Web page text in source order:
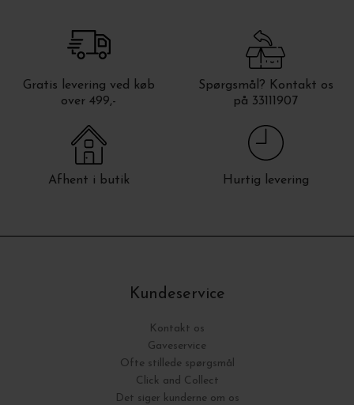
Gratis levering ved køb
over 499,-
Spørgsmål? Kontakt os
på 33111907
Afhent i butik Hurtig levering
Kundeservice
Kontakt os
Gaveservice
Ofte stillede spørgsmål
Click and Collect
Det siger kunderne om os